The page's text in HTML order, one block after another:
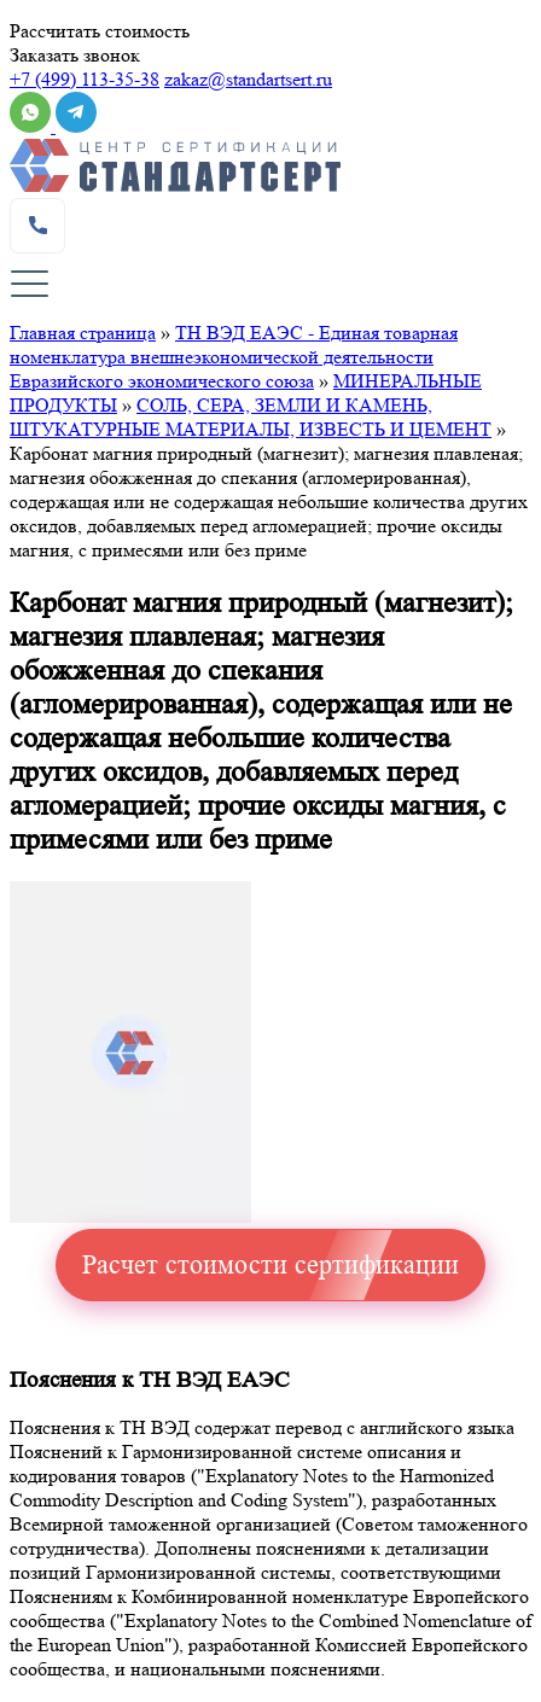
Рассчитать стоимость
Заказать звонок
+7 (499) 113-35-38 zakaz@standartsert.ru
Главная страница » ТН ВЭД ЕАЭС - Единая товарная
номенклатура внешнеэкономической деятельности
Евразийского экономического союза » МИНЕРАЛЬНЫЕ
ПРОДУКТЫ » СОЛЬ, СЕРА, ЗЕМЛИ И КАМЕНЬ,
ШТУКАТУРНЫЕ МАТЕРИАЛЫ, ИЗВЕСТЬ И ЦЕМЕНТ »
Карбонат магния природный (магнезит); магнезия плавленая;
магнезия обожженная до спекания (агломерированная),
содержащая или не содержащая небольшие количества других
оксидов, добавляемых перед агломерацией; прочие оксиды
магния, с примесями или без приме
Карбонат магния природный (магнезит);
магнезия плавленая; магнезия
обожженная до спекания
(агломерированная), содержащая или не
содержащая небольшие количества
других оксидов, добавляемых перед
агломерацией; прочие оксиды магния, с
примесями или без приме
Расчет стоимости сертификации
Пояснения к ТН ВЭД ЕАЭС
Пояснения к ТН ВЭД содержат перевод с английского языка
Пояснений к Гармонизированной системе описания и
кодирования товаров ("Explanatory Notes to the Harmonized
Commodity Description and Coding System"), разработанных
Всемирной таможенной организацией (Советом таможенного
сотрудничества). Дополнены пояснениями к детализации
позиций Гармонизированной системы, соответствующими
Пояснениям к Комбинированной номенклатуре Европейского
сообщества ("Explanatory Notes to the Combined Nomenclature of
the European Union"), разработанной Комиссией Европейского
сообщества, и национальными пояснениями.